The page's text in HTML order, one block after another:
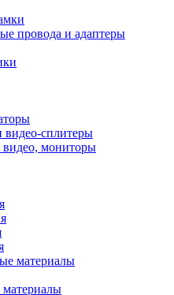
провода и адаптеры
сплитеры
видео, мониторы
материалы
материалы